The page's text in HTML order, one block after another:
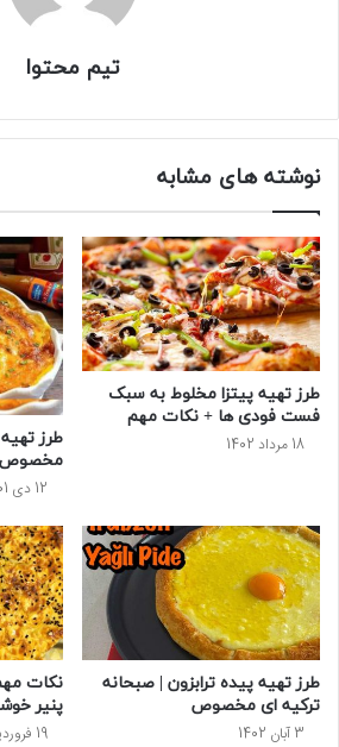
تیم محتوا
نوشته های مشابه
طرز تهیه پیتزا مخلوط به سبک
فست فودی ها + نکات مهم
18 مرداد 1402
طرز
مخصوص
12 دی 1401
طرز تهیه پیده ترابزون | صبحانه
ترکیه ای مخصوص
3 آبان 1402
نکات
پنیر
19 فروردین 1402